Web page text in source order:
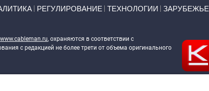
РЕГУЛИРОВАНИЕ ТЕХНОЛОГИИ ЗАРУБЕЖЬЕ
www.cableman.ru, охраняются в соответствии с
с редакцией не более трети от объема оригинального